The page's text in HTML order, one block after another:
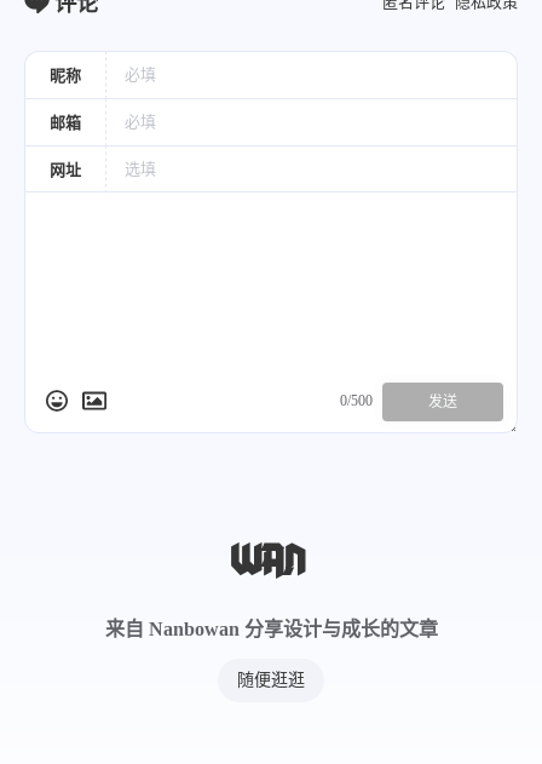
昵称
邮箱
网址
0/500 发送
来自 Nanbowan 分享设计与成长的文章
随便逛逛